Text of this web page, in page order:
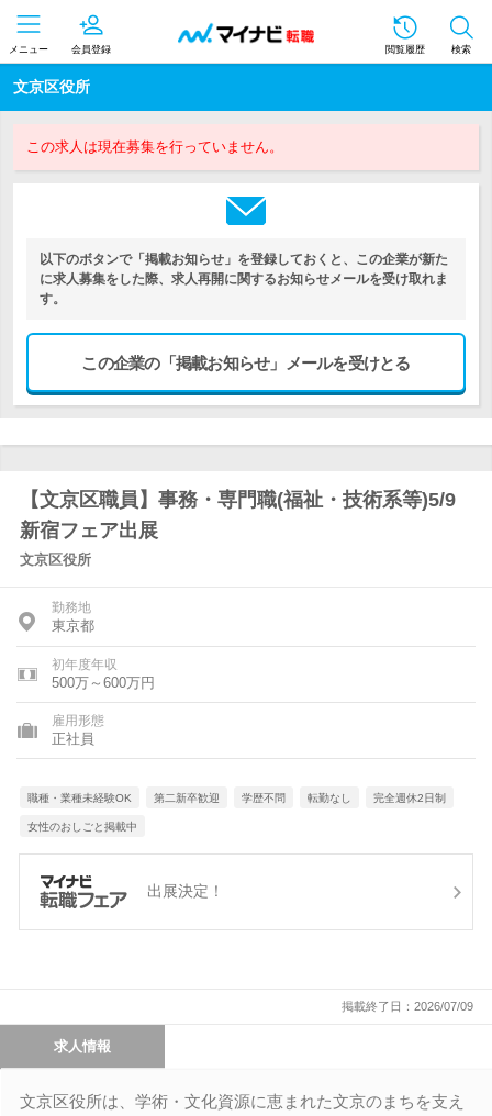
メニュー 会員登録 閲覧履歴 検索
文京区役所
この求人は現在募集を行っていません。
以下のボタンで「掲載お知らせ」を登録しておくと、この企業が新た
に求人募集をした際、求人再開に関するお知らせメールを受け取れま
す。
この企業の「掲載お知らせ」メールを受けとる
【文京区職員】事務・専門職(福祉・技術系等)5/9
新宿フェア出展
文京区役所
勤務地
東京都
初年度年収
500万～600万円
雇用形態
正社員
職種・業種未経験OK 第二新卒歓迎 学歴不問 転勤なし 完全週休2日制
女性のおしごと掲載中
出展決定！
掲載終了日：2026/07/09
求人情報
文京区役所は、学術・文化資源に恵まれた文京のまちを支え